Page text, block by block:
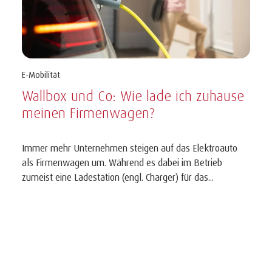
E-Mobilität
Wallbox und Co: Wie lade ich zuhause
meinen Firmenwagen?
Immer mehr Unternehmen steigen auf das Elektroauto
als Firmenwagen um. Während es dabei im Betrieb
zumeist eine Ladestation (engl. Charger) für das...